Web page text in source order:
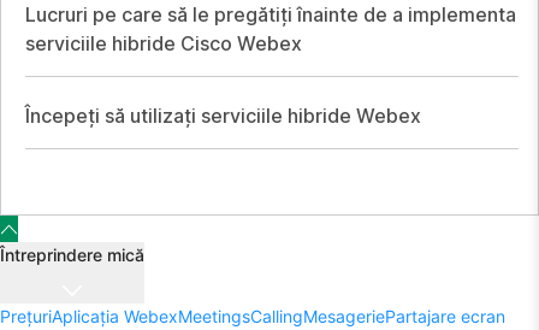
Lucruri pe care să le pregătiți înainte de a implementa
serviciile hibride Cisco Webex
Începeți să utilizați serviciile hibride Webex
Întreprindere mică
PrețuriAplicația WebexMeetingsCallingMesageriePartajare ecran